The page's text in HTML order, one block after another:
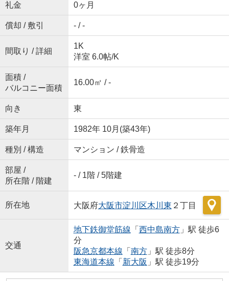
礼金 0ヶ月
償却 / 敷引 - / -
間取り / 詳細
1K
洋室 6.0帖/K
面積 /
バルコニー面積
16.00㎡ / -
向き 東
築年月 1982年 10月(築43年)
種別 / 構造 マンション / 鉄骨造
部屋 /
所在階 / 階建
- / 1階 / 5階建
所在地 大阪府大阪市淀川区木川東 ２丁目
交通
地下鉄御堂筋線 「 西中島南方」駅 徒歩6
分
阪急京都本線 「 南方」駅 徒歩8分
東海道本線 「 新大阪 」駅 徒歩19分